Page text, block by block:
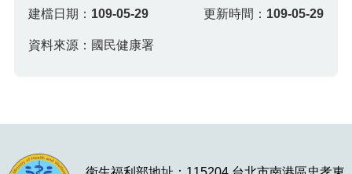
建檔日期： 109-05-29 更新時間： 109-05-29
資料來源：國民健康署